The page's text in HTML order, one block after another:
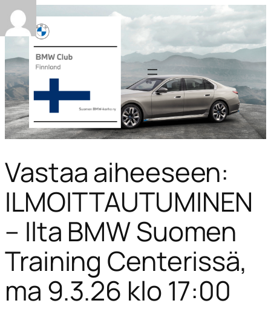
Vastaa aiheeseen:
ILMOITTAUTUMINEN
– Ilta BMW Suomen
Training Centerissä,
ma 9.3.26 klo 17:00